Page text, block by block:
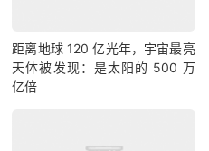
距离地球 120 亿光年，宇宙最亮
天体被发现：是太阳的 500 万
亿倍